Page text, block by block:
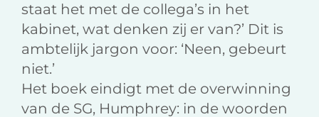
staat het met de collega’s in het
kabinet, wat denken zij er van?’ Dit is
ambtelijk jargon voor: ‘Neen, gebeurt
niet.’
Het boek eindigt met de overwinning
van de SG, Humphrey: in de woorden